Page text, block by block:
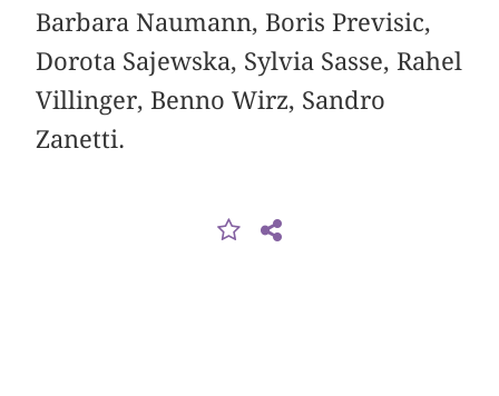
Barbara Naumann, Boris Previsic,
Dorota Sajewska, ­Sylvia Sasse, Rahel
Villinger, Benno Wirz, Sandro
Zanetti.